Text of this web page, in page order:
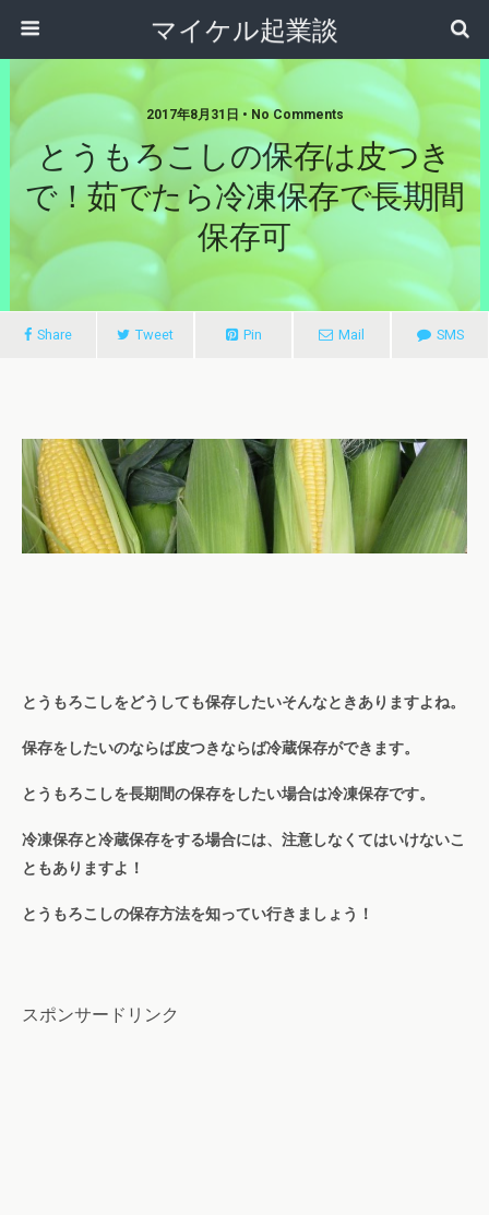
マイケル起業談
2017年8月31日 • No Comments
とうもろこしの保存は皮つき
で！茹でたら冷凍保存で長期間
保存可
Share Tweet Pin Mail SMS
とうもろこしをどうしても保存したいそんなときありますよね。
保存をしたいのならば皮つきならば冷蔵保存ができます。
とうもろこしを長期間の保存をしたい場合は冷凍保存です。
冷凍保存と冷蔵保存をする場合には、注意しなくてはいけないこ
ともありますよ！
とうもろこしの保存方法を知ってい行きましょう！
スポンサードリンク